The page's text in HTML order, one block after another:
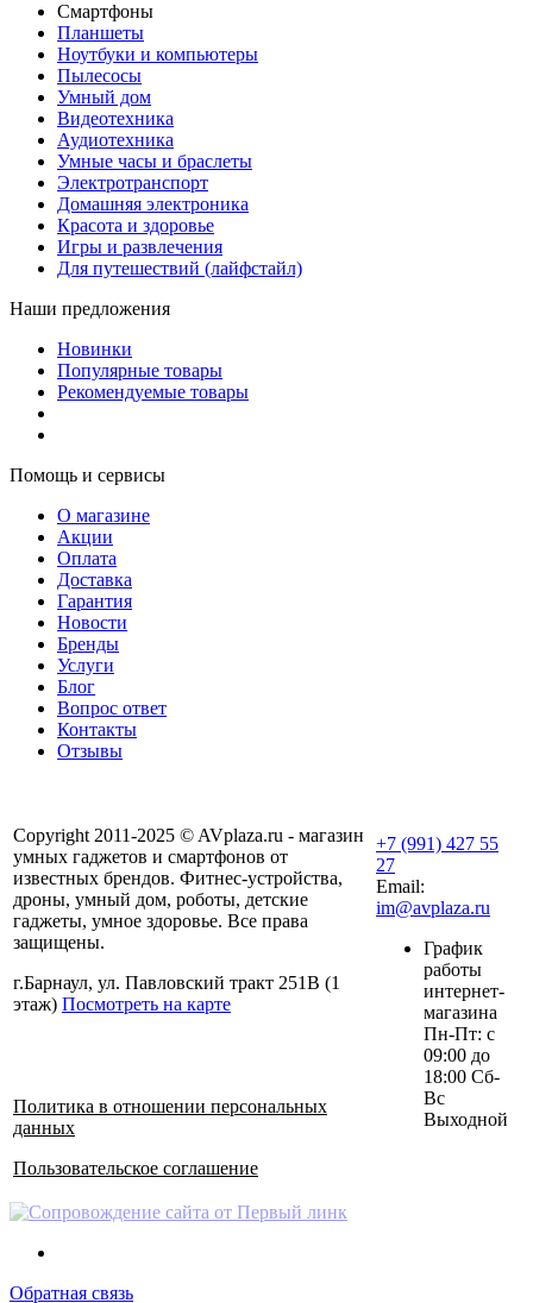
Смартфоны
Планшеты
Ноутбуки и компьютеры
Пылесосы
Умный дом
Видеотехника
Аудиотехника
Умные часы и браслеты
Электротранспорт
Домашняя электроника
Красота и здоровье
Игры и развлечения
Для путешествий (лайфстайл)
Наши предложения
Новинки
Популярные товары
Рекомендуемые товары
Помощь и сервисы
О магазине
Акции
Оплата
Доставка
Гарантия
Новости
Бренды
Услуги
Блог
Вопрос ответ
Контакты
Отзывы
Copyright 2011-2025 © AVplaza.ru - магазин
умных гаджетов и смартфонов от
известных брендов. Фитнес-устройства,
дроны, умный дом, роботы, детские
гаджеты, умное здоровье. Все права
защищены.
г.Барнаул, ул. Павловский тракт 251В (1
этаж) Посмотреть на карте
Политика в отношении персональных
данных
Пользовательское соглашение
+7 (991) 427 55
27
Email:
im@avplaza.ru
График
работы
интернет-
магазина
Пн-Пт: с
09:00 до
18:00 Сб-
Вс
Выходной
Обратная связь